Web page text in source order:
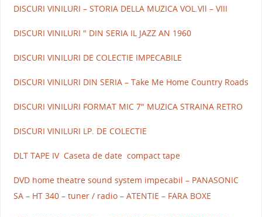
DISCURI VINILURI – STORIA DELLA MUZICA VOL.Vll – VIII
DISCURI VINILURI " DIN SERIA IL JAZZ AN 1960
DISCURI VINILURI DE COLECTIE IMPECABILE
DISCURI VINILURI DIN SERIA – Take Me Home Country Roads
DISCURI VINILURI FORMAT MIC 7" MUZICA STRAINA RETRO
DISCURI VINILURI LP. DE COLECTIE
DLT TAPE IV Caseta de date compact tape
DVD home theatre sound system impecabil – PANASONIC
SA – HT 340 – tuner / radio – ATENTIE – FARA BOXE